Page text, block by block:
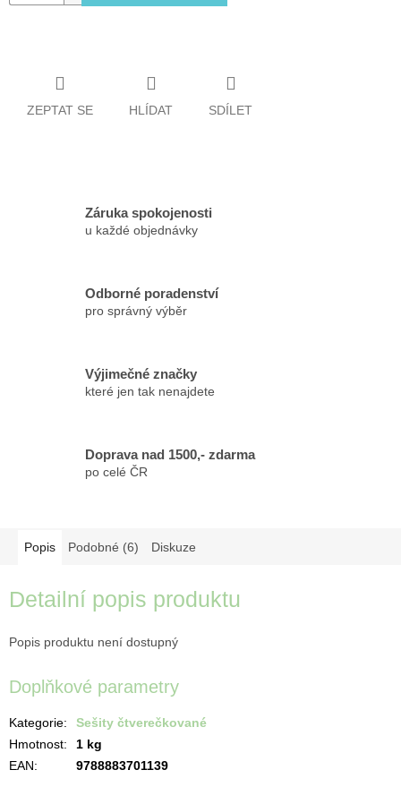
ZEPTAT SE HLÍDAT SDÍLET
Záruka spokojenosti
u každé objednávky
Odborné poradenství
pro správný výběr
Výjimečné značky
které jen tak nenajdete
Doprava nad 1500,- zdarma
po celé ČR
Popis Podobné (6) Diskuze
Detailní popis produktu
Popis produktu není dostupný
Doplňkové parametry
Kategorie:
Sešity čtverečkované
Hmotnost:
1 kg
EAN: 9788883701139